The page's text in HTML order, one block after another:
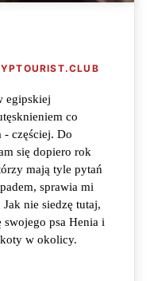
egipskiej
co
- częściej. Do
się dopiero rok
mają tyle pytań
sprawia mi
nie siedzę tutaj,
swojego psa Henia i
w okolicy.